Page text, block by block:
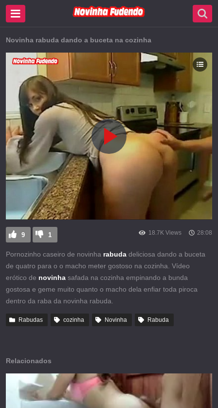
Novinha rabuda dando a buceta na cozinha
9 1 18.7K Views 28:08
Pornozinho caseiro de novinha rabuda deliciosa dando a buceta
de quatro para o o macho meter gostoso na cozinha. Vídeo
erótico de novinha safada na cozinha empinando a bunda
gostosa e geme muito quanto o macho dela enfiar toda piroca
dentro da raba da novinha rabuda.
Rabudas cozinha Novinha Rabuda
Relacionados